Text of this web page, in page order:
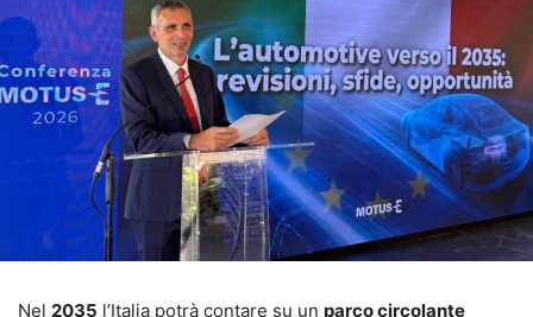
Nel 2035 l’Italia potrà contare su un parco circolante